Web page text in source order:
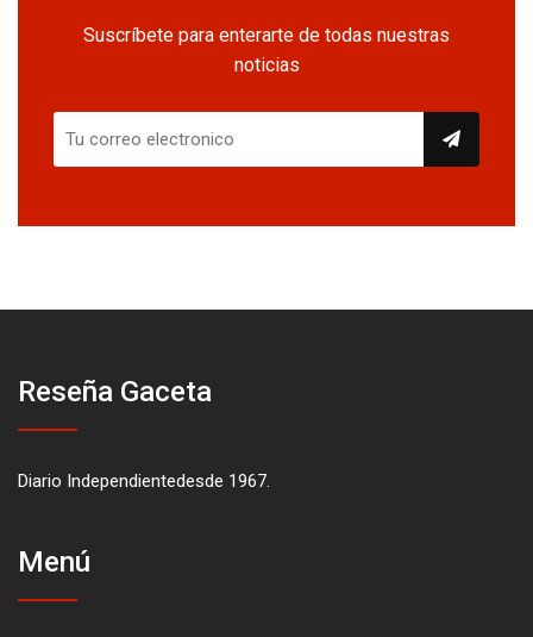
Suscríbete para enterarte de todas nuestras
noticias
Reseña Gaceta
Diario Independientedesde 1967.
Menú